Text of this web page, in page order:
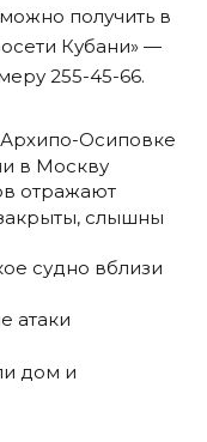
получить в
Кубани» —
255-45-66.
Осиповке
в Москву
отражают
слышны
судно вблизи
атаки
дом и